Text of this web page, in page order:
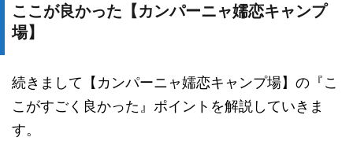
ここが良かった【カンパーニャ嬬恋キャンプ
場】
続きまして【カンパーニャ嬬恋キャンプ場】の『こ
こがすごく良かった』ポイントを解説していきま
す。